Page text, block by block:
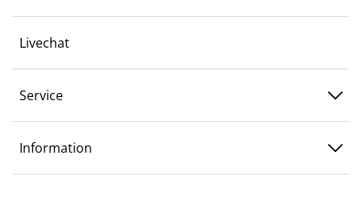
Livechat
Service
Information